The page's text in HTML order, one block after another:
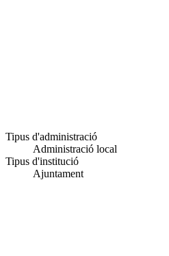
Tipus d'administració
Administració local
Tipus d'institució
Ajuntament